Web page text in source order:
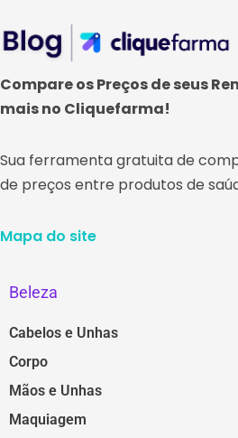
Compare os Preços de seus
mais no Cliquefarma!
Sua ferramenta gratuita de
de preços entre produtos de
Mapa do site
Beleza
Cabelos e Unhas
Corpo
Mãos e Unhas
Maquiagem